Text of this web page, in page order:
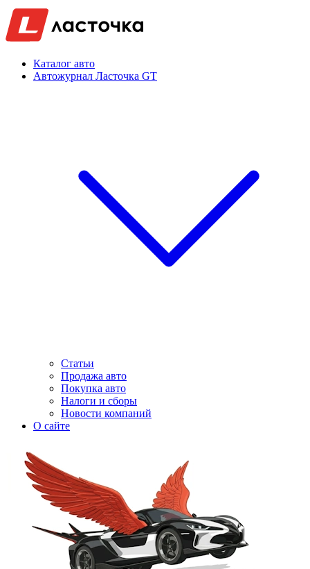
Каталог авто
Автожурнал Ласточка GT
Статьи
Продажа авто
Покупка авто
Налоги и сборы
Новости компаний
О сайте